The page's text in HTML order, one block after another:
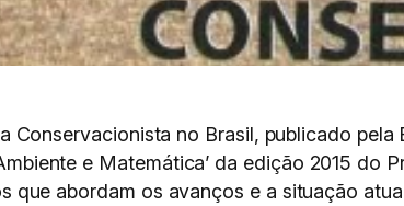
Conservacionista no Brasil, publicado
e Matemática’ da edição 2015 do
que abordam os avanços e a situação